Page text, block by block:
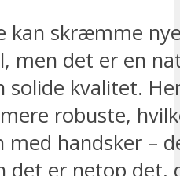
kan skræmme
men det er en
solide kvalitet.
robuste,
handsker –
det er netop det,